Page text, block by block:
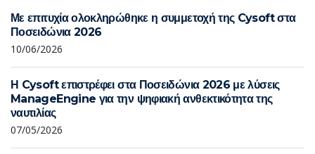
Με επιτυχία ολοκληρώθηκε η συμμετοχή της Cysoft στα
Ποσειδώνια 2026
10/06/2026
Η Cysoft επιστρέφει στα Ποσειδώνια 2026 με λύσεις
ManageEngine για την ψηφιακή ανθεκτικότητα της
ναυτιλίας
07/05/2026